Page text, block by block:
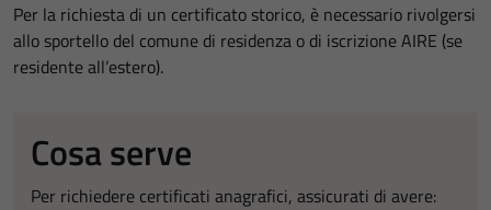
Per la richiesta di un certificato storico, è necessario rivolgersi
allo sportello del comune di residenza o di iscrizione AIRE (se
residente all’estero).
Cosa serve
Per richiedere certificati anagrafici, assicurati di avere: